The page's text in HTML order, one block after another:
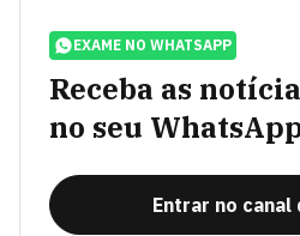
EXAME NO WHATSAPP
Receba as
no seu
Entrar no canal